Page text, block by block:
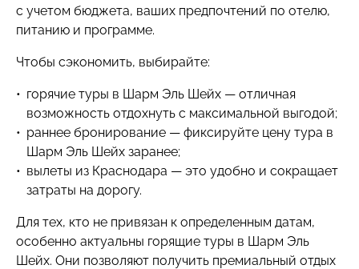
с учетом бюджета, ваших предпочтений по отелю,
питанию и программе.
Чтобы сэкономить, выбирайте:
горячие туры в Шарм Эль Шейх — отличная
возможность отдохнуть с максимальной выгодой;
раннее бронирование — фиксируйте цену тура в
Шарм Эль Шейх заранее;
вылеты из Краснодара — это удобно и сокращает
затраты на дорогу.
Для тех, кто не привязан к определенным датам,
особенно актуальны горящие туры в Шарм Эль
Шейх. Они позволяют получить премиальный отдых